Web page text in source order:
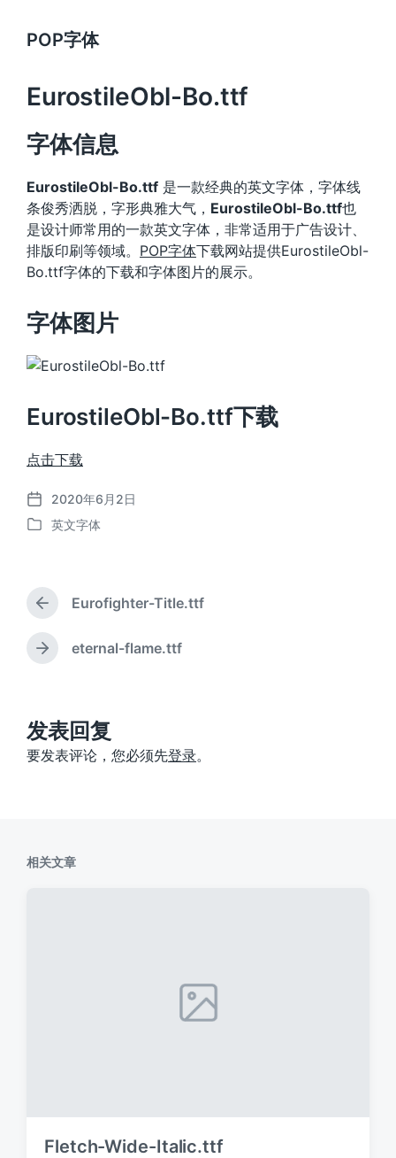
POP字体
EurostileObl-Bo.ttf
字体信息
EurostileObl-Bo.ttf 是一款经典的英文字体，字体线
条俊秀洒脱，字形典雅大气， EurostileObl-Bo.ttf也
是设计师常用的一款英文字体，非常适用于广告设计、
排版印刷等领域。 POP字体下载网站提供EurostileObl-
Bo.ttf字体的下载和字体图片的展示。
字体图片
EurostileObl-Bo.ttf下载
点击下载
发
布
2020年6月2日
发
英文字体
上
篇
文
章
Eurofighter-Title.ttf
下
：
eternal-flame.ttf
发表回复
要发表评论，您必须先登录。
相关文章
Fletch-Wide-Italic.ttf